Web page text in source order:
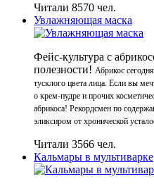
Читали 8570 чел.
Увлажняющая маска
Фейс-культура с
полезности! Абрикос
тусклого цвета лица. Если вы
о крем-пудре и прочих
абрикоса! Рекордсмен по
эликсиром от хронической
Читали 3566 чел.
Кальмары в мультиварке